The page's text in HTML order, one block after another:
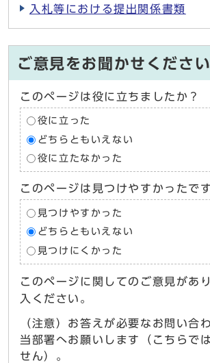
入札等における提出関係書類
ご意見をお聞かせください
このページは役に立ちましたか？
役に立った
どちらともいえない
役に立たなかった
このページは見つけやすかったで
見つけやすかった
どちらともいえない
見つけにくかった
このページに関してのご意見があ
入ください。
（注意）お答えが必要なお問い合
当部署へお願いします（こちらで
せん）。